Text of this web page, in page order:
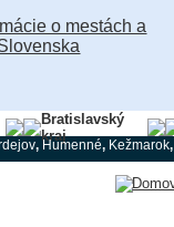
Bratislavský
kraj
,Humenné, Kežmarok,